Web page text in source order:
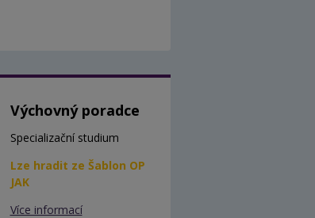
Výchovný poradce
Specializační studium
Lze hradit ze Šablon OP
JAK
Více informací